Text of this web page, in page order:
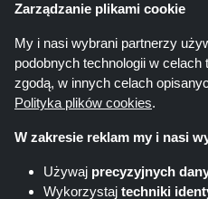
Shoppingspout.com/pl ani jego
Zarządzanie plikami cookie
My i nasi wybrani partnerzy
podobnych technologii w
zgodą, w innych celach
Polityka plików cookies.
W zakresie reklam my i nasi
Używaj precyzyjnych
Wykorzystaj techniki